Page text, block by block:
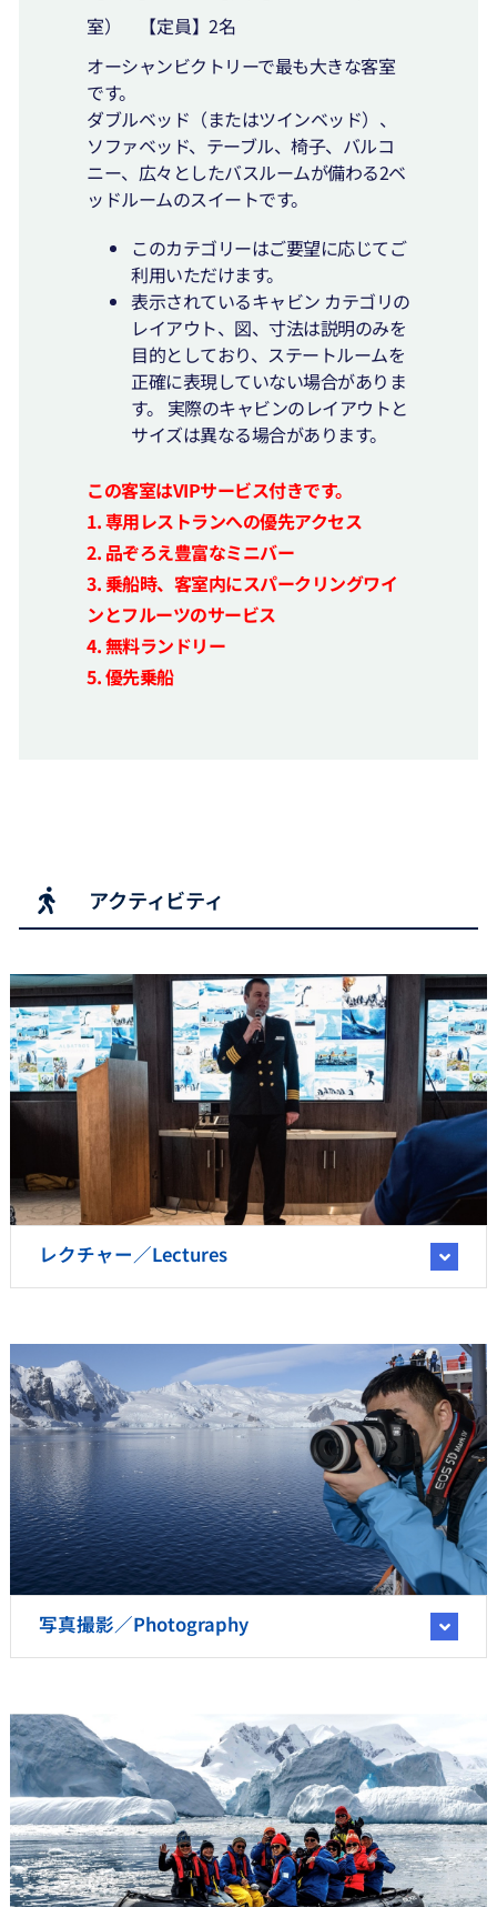
室） 【定員】2名
オーシャンビクトリーで最も大きな客室
です。
ダブルベッド（またはツインベッド）、
ソファベッド、テーブル、椅子、バルコ
ニー、広々としたバスルームが備わる2ベ
ッドルームのスイートです。
このカテゴリーはご要望に応じてご
利用いただけます。
表示されているキャビン カテゴリの
レイアウト、図、寸法は説明のみを
目的としており、ステートルームを
正確に表現していない場合がありま
す。 実際のキャビンのレイアウトと
サイズは異なる場合があります。
この客室はVIPサービス付きです。
1. 専用レストランへの優先アクセス
2. 品ぞろえ豊富なミニバー
3. 乗船時、客室内にスパークリングワイ
ンとフルーツのサービス
4.無料ランドリー
5. 優先乗船
アクティビティ
レクチャー／Lectures
写真撮影／Photography